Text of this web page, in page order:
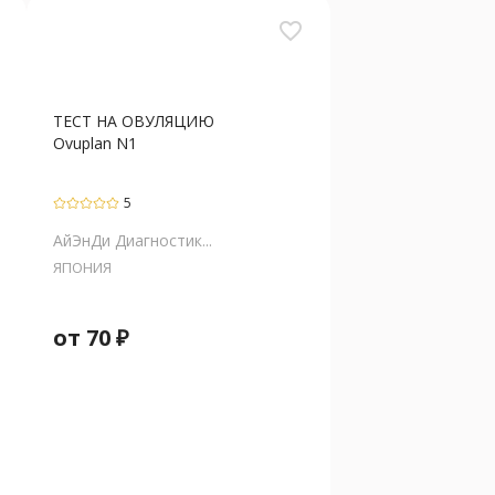
favorite_border
ТЕСТ НА ОВУЛЯЦИЮ
Ovuplan N1
5
АйЭнДи Диагностик...
ЯПОНИЯ
от 70₽